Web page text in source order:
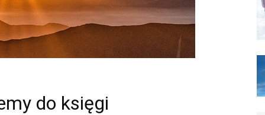
do księgi